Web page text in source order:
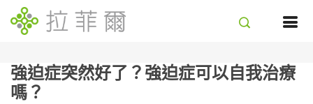
強迫症突然好了？強迫症可以自我治療
嗎？